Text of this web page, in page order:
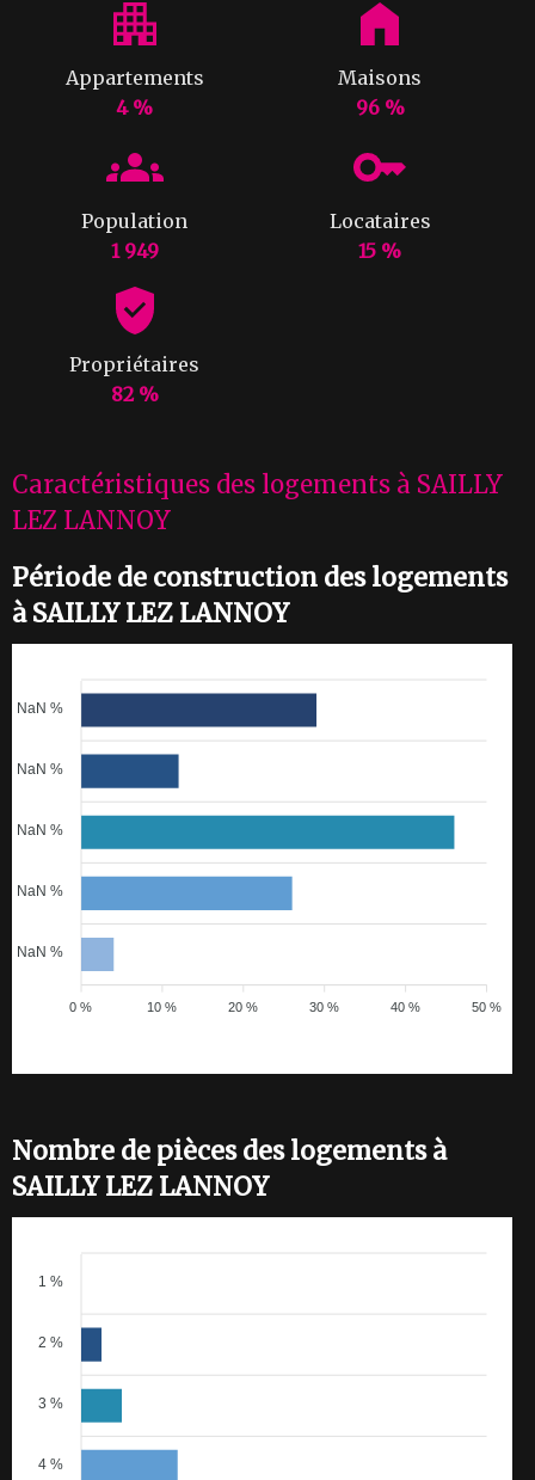
Appartements
4 %
Maisons
96 %
Population
1 949
Locataires
15 %
Propriétaires
82 %
Caractéristiques des logements à SAILLY
LEZ LANNOY
Période de construction des logements
à SAILLY LEZ LANNOY
NaN %
NaN %
NaN %
NaN %
NaN %
50 %
40 %
30 %
20 %
10 %
0 %
Nombre de pièces des logements à
SAILLY LEZ LANNOY
1 %
2 %
3 %
4 %